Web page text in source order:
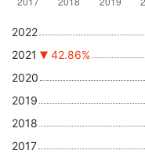
2022
2021
42.86%
2020
2019
2018
2017